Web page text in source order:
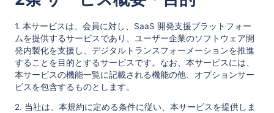
1. 本サービスは、会員に対し、SaaS 開発支援プラットフォー
ムを提供するサービスであり、ユーザー企業のソフトウェア開
発内製化を支援し、デジタルトランスフォーメーションを推進
することを目的とするサービスです。なお、本サービスには、
本サービスの機能一覧に記載される機能の他、オプションサー
ビスを包含するものとします。
2. 当社は、本規約に定める条件に従い、本サービスを提供しま